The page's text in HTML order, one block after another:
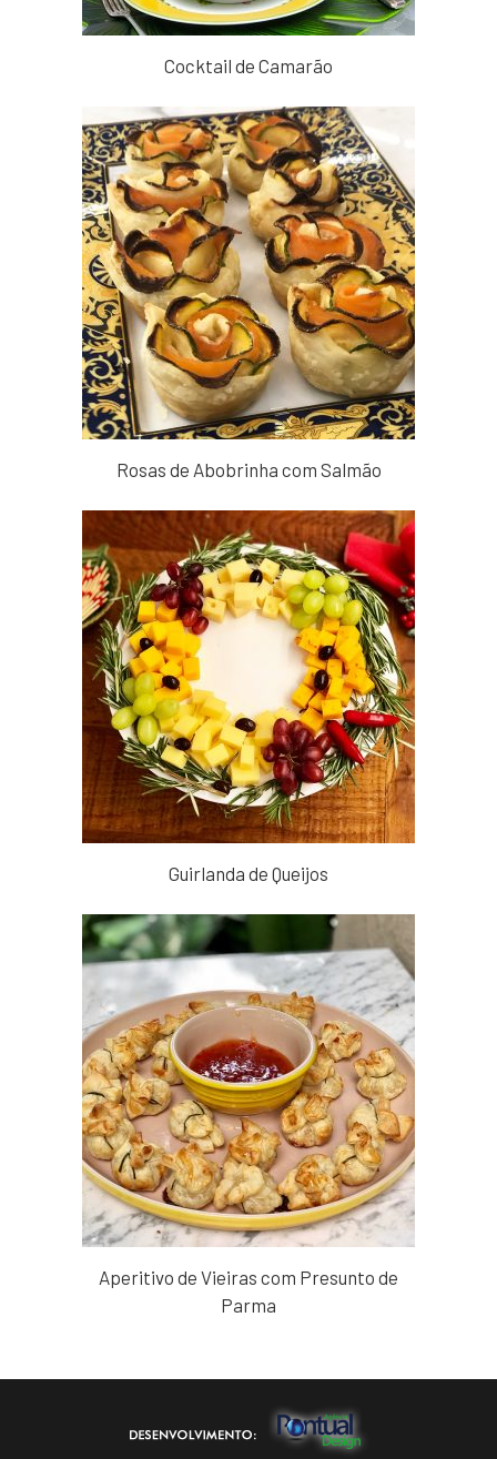
Cocktail de Camarão
Rosas de Abobrinha com Salmão
Guirlanda de Queijos
Aperitivo de Vieiras com Presunto de
Parma